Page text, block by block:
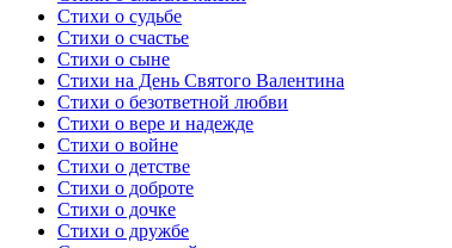
Стихи о судьбе
Стихи о счастье
Стихи о сыне
Стихи на День Святого Валентина
Стихи о безответной любви
Стихи о вере и надежде
Стихи о войне
Стихи о детстве
Стихи о доброте
Стихи о дочке
Стихи о дружбе